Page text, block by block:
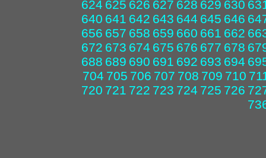
624 625 626 627 628 629 630
640 641 642 643 644 645 646
656 657 658 659 660 661 662
672 673 674 675 676 677 678
688 689 690 691 692 693 694
704 705 706 707 708 709 710
720 721 722 723 724 725 726